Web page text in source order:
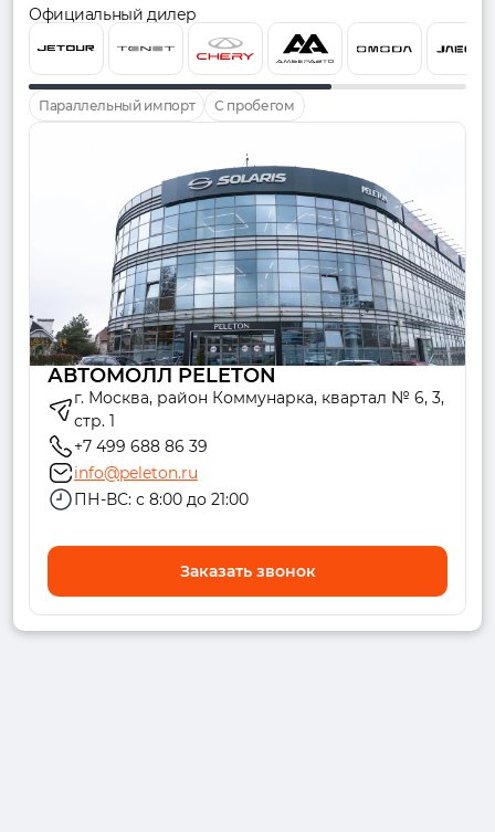
Официальный дилер
Параллельный импорт С пробегом
АВТОМОЛЛ PELETON
г. Москва, район Коммунарка, квартал № 6, 3,
стр. 1
+7 499 688 86 39
info@peleton.ru
ПН-ВС: с 8:00 до 21:00
Заказать звонок